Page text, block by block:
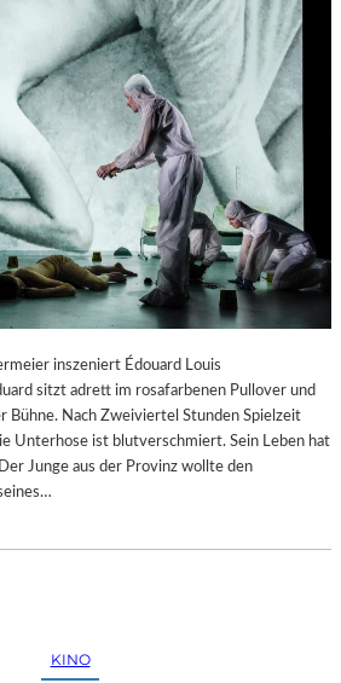
inszeniert Édouard Louis
sitzt adrett im rosafarbenen Pullover und
Bühne. Nach Zweiviertel Stunden Spielzeit
Unterhose ist blutverschmiert. Sein Leben hat
Junge aus der Provinz wollte den
KINO